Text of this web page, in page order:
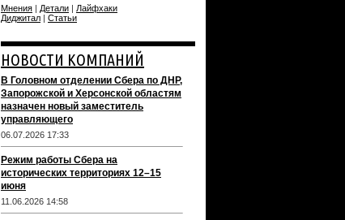
Мнения | Детали | Лайфхаки
Диджитал | Статьи
НОВОСТИ КОМПАНИЙ
В Головном отделении Сбера по ДНР,
Запорожской и Херсонской областям
назначен новый заместитель
управляющего
06.07.2026 17:33
Режим работы Сбера на
исторических территориях 12–15
июня
11.06.2026 14:58